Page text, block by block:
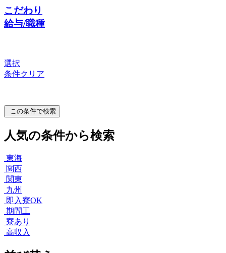
こだわり
給与/職種
選択
条件クリア
この条件で検索
人気の条件から検索
東海
関西
関東
九州
即入寮OK
期間工
寮あり
高収入